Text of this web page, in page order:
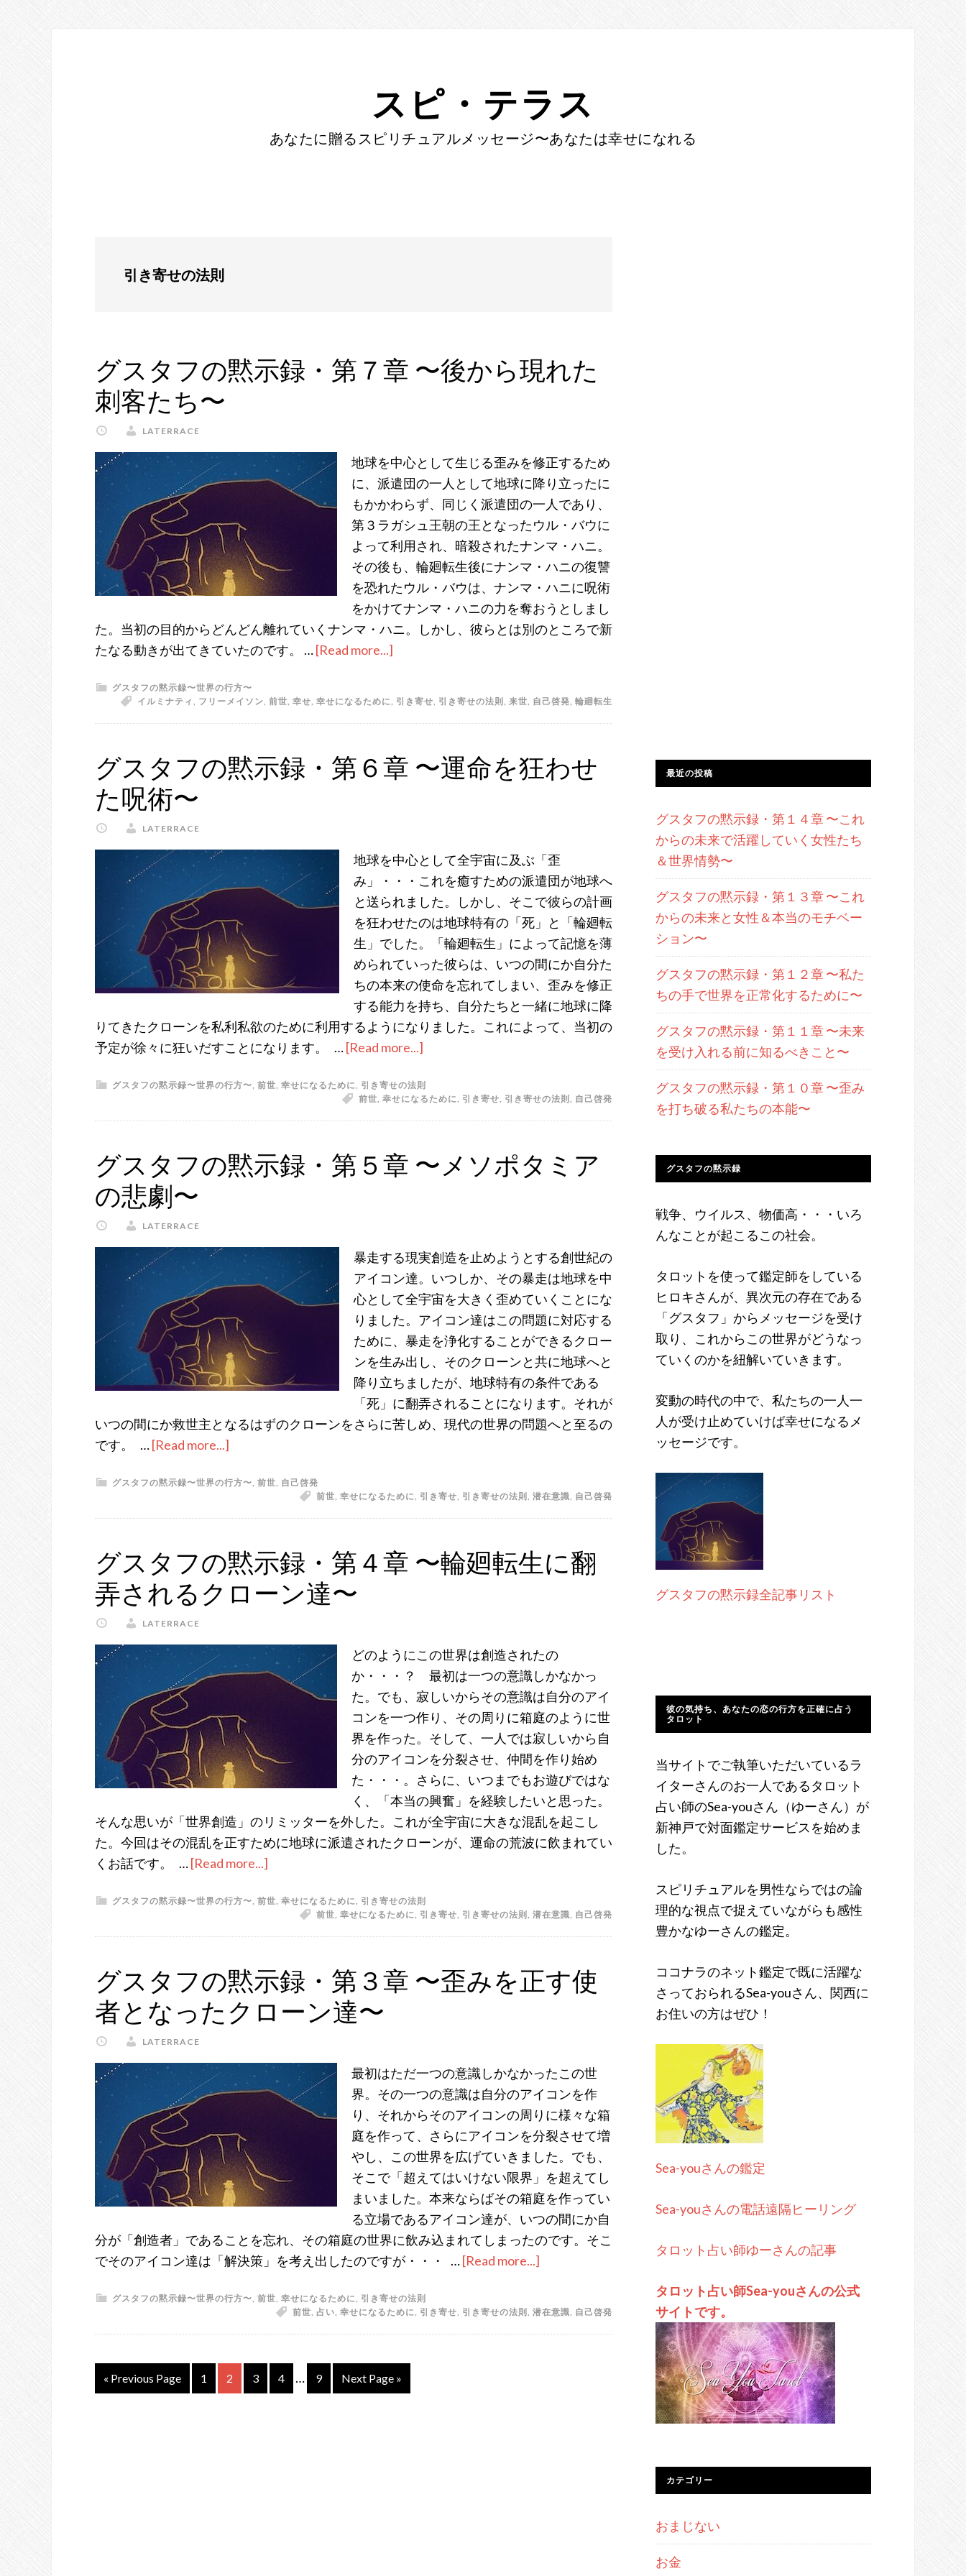
スピ・テラス
あなたに贈るスピリチュアルメッセージ〜あなたは幸せになれる
引き寄せの法則
グスタフの黙示録・第７章 〜後から現れた
刺客たち〜
LATERRACE
地球を中心として生じる歪みを修正するため
に、派遣団の一人として地球に降り立ったに
もかかわらず、同じく派遣団の一人であり、
第３ラガシュ王朝の王となったウル・バウに
よって利用され、暗殺されたナンマ・ハニ。
その後も、輪廻転生後にナンマ・ハニの復讐
を恐れたウル・バウは、ナンマ・ハニに呪術
をかけてナンマ・ハニの力を奪おうとしまし
た。当初の目的からどんどん離れていくナンマ・ハニ。しかし、彼らとは別のところで新
たなる動きが出てきていたのです。 …[Read more...]
の
黙
７
章
〜
後
か
ら
現
れ
た
刺
た
ち〜
グスタフの黙示録〜世界の行方〜
イルミナティ , フリーメイソン, 前世, 幸せ, 幸せになるために, 引き寄せ, 引き寄せの法則 , 来世, 自己啓発, 輪廻転生
グスタフの黙示録・第６章 〜運命を狂わせ
た呪術〜
LATERRACE
地球を中心として全宇宙に及ぶ「歪
み」・・・これを癒すための派遣団が地球へ
と送られました。しかし、そこで彼らの計画
を狂わせたのは地球特有の「死」と「輪廻転
生」でした。「輪廻転生」によって記憶を薄
められていった彼らは、いつの間にか自分た
ちの本来の使命を忘れてしまい、歪みを修正
する能力を持ち、自分たちと一緒に地球に降
りてきたクローンを私利私欲のために利用するようになりました。これによって、当初の
予定が徐々に狂いだすことになります。 …[Read more...]
ス
黙
６
章
〜
運
命
狂
わ
せ
グスタフの黙示録〜世界の行方〜, 前世, 幸せになるために, 引き寄せの法則
前世, 幸せになるために, 引き寄せ, 引き寄せの法則 , 自己啓発
グスタフの黙示録・第５章 〜メソポタミア
の悲劇〜
LATERRACE
暴走する現実創造を止めようとする創世紀の
アイコン達。いつしか、その暴走は地球を中
心として全宇宙を大きく歪めていくことにな
りました。アイコン達はこの問題に対応する
ために、暴走を浄化することができるクロー
ンを生み出し、そのクローンと共に地球へと
降り立ちましたが、地球特有の条件である
「死」に翻弄されることになります。それが
いつの間にか救世主となるはずのクローンをさらに苦しめ、現代の世界の問題へと至るの
です。 …[Read more...]
ス
の
黙
示
章
メ
ソ
ポ
タ
ア
の
悲
グスタフの黙示録〜世界の行方〜, 前世, 自己啓発
前世, 幸せになるために, 引き寄せ, 引き寄せの法則 , 潜在意識, 自己啓発
グスタフの黙示録・第４章 〜輪廻転生に翻
弄されるクローン達〜
LATERRACE
どのようにこの世界は創造されたの
か・・・？ 最初は一つの意識しかなかっ
た。でも、寂しいからその意識は自分のアイ
コンを一つ作り、その周りに箱庭のように世
界を作った。そして、一人では寂しいから自
分のアイコンを分裂させ、仲間を作り始め
た・・・。さらに、いつまでもお遊びではな
く、「本当の興奮」を経験したいと思った。
そんな思いが「世界創造」のリミッターを外した。これが全宇宙に大きな混乱を起こし
た。今回はその混乱を正すために地球に派遣されたクローンが、運命の荒波に飲まれてい
くお話です。 …[Read more...]
ス
の
黙
示
４
章
転
生
翻
弄
れ
る
ロ
ー
グスタフの黙示録〜世界の行方〜, 前世, 幸せになるために, 引き寄せの法則
前世, 幸せになるために, 引き寄せ, 引き寄せの法則 , 潜在意識, 自己啓発
グスタフの黙示録・第３章 〜歪みを正す使
者となったクローン達〜
LATERRACE
最初はただ一つの意識しかなかったこの世
界。その一つの意識は自分のアイコンを作
り、それからそのアイコンの周りに様々な箱
庭を作って、さらにアイコンを分裂させて増
やし、この世界を広げていきました。でも、
そこで「超えてはいけない限界」を超えてし
まいました。本来ならばその箱庭を作ってい
る立場であるアイコン達が、いつの間にか自
分が「創造者」であることを忘れ、その箱庭の世界に飲み込まれてしまったのです。そこ
でそのアイコン達は「解決策」を考え出したのですが・・・ …[Read more...]
グスタフの黙示録〜世界の行方〜, 前世, 幸せになるために, 引き寄せの法則
前世, 占い, 幸せになるために, 引き寄せ, 引き寄せの法則 , 潜在意識, 自己啓発
« Previous Page Page
1 Page
2 Page
3 Page
4 … Page
9 Next Page »
最近の投稿
グスタフの黙示録・第１４章 〜これ
からの未来で活躍していく女性たち
＆世界情勢〜
グスタフの黙示録・第１３章 〜これ
からの未来と女性＆本当のモチベー
ション〜
グスタフの黙示録・第１２章 〜私た
ちの手で世界を正常化するために〜
グスタフの黙示録・第１１章 〜未来
を受け入れる前に知るべきこと〜
グスタフの黙示録・第１０章 〜歪み
を打ち破る私たちの本能〜
グスタフの黙示録
戦争、ウイルス、物価高・・・いろ
んなことが起こるこの社会。
タロットを使って鑑定師をしている
ヒロキさんが、異次元の存在である
「グスタフ」からメッセージを受け
取り、これからこの世界がどうなっ
ていくのかを紐解いていきます。
変動の時代の中で、私たちの一人一
人が受け止めていけば幸せになるメ
ッセージです。
グスタフの黙示録全記事リスト
彼の気持ち、あなたの恋の行方を正確に占う
タロット
当サイトでご執筆いただいているラ
イターさんのお一人であるタロット
占い師のSea-youさん（ゆーさん）が
新神戸で対面鑑定サービスを始めま
した。
スピリチュアルを男性ならではの論
理的な視点で捉えていながらも感性
豊かなゆーさんの鑑定。
ココナラのネット鑑定で既に活躍な
さっておられるSea-youさん、関西に
お住いの方はぜひ！
Sea-youさんの鑑定
Sea-youさんの電話遠隔ヒーリング
タロット占い師ゆーさんの記事
タロット占い師Sea-youさんの公式
サイトです。
カテゴリー
おまじない
お金